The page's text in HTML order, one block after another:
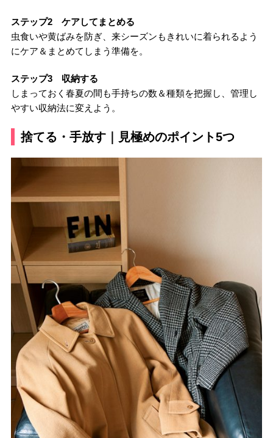
ステップ2 ケアしてまとめる
虫食いや黄ばみを防ぎ、来シーズンもきれいに着られるよう
にケア＆まとめてしまう準備を。
ステップ3 収納する
しまっておく春夏の間も手持ちの数＆種類を把握し、管理し
やすい収納法に変えよう。
捨てる・手放す｜見極めのポイント5つ